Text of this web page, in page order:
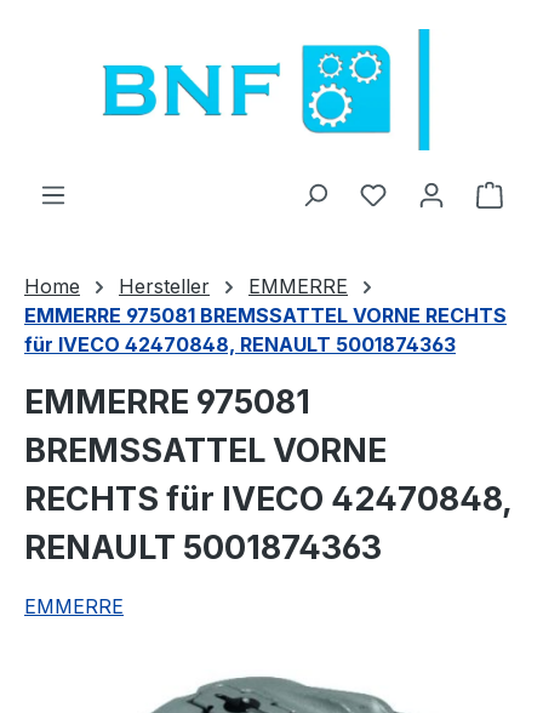
Van 0 A
Home Hersteller
EMMERRE
EMMERRE 975081 BREMSSATTEL VORNE RECHTS
für IVECO 42470848, RENAULT 5001874363
EMMERRE 975081
BREMSSATTEL VORNE
RECHTS für IVECO 42470848,
RENAULT 5001874363
EMMERRE
Képgaléria kihagyása